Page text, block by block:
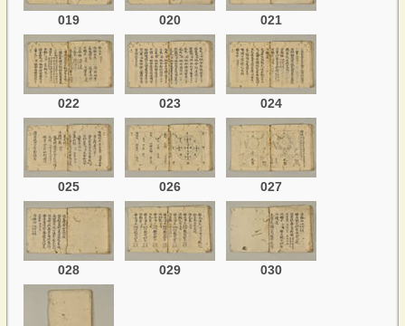
019 020 021
022 023 024
025 026 027
028 029 030